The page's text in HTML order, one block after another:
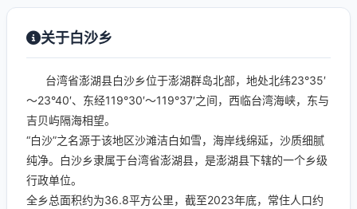
关于白沙乡
台湾省澎湖县白沙乡位于澎湖群岛北部，地处北纬23°35′
～23°40′、东经119°30′～119°37′之间，西临台湾海峡，东与
吉贝屿隔海相望。
“白沙”之名源于该地区沙滩洁白如雪，海岸线绵延，沙质细腻
纯净。白沙乡隶属于台湾省澎湖县，是澎湖县下辖的一个乡级
行政单位。
全乡总面积约为36.8平方公里，截至2023年底，常住人口约